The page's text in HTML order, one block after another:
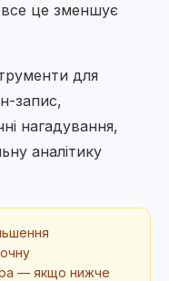
все це зменшує
для
запис,
нагадування,
аналітику
— якщо нижче